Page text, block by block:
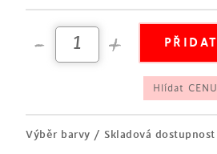
Hlídat CENU
Výběr barvy / Skladová dostupnost